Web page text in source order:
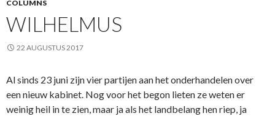
COLUMNS
WILHELMUS
22 AUGUSTUS 2017
Al sinds 23 juni zijn vier partijen aan het onderhandelen over
een nieuw kabinet. Nog voor het begon lieten ze weten er
weinig heil in te zien, maar ja als het landbelang hen riep, ja